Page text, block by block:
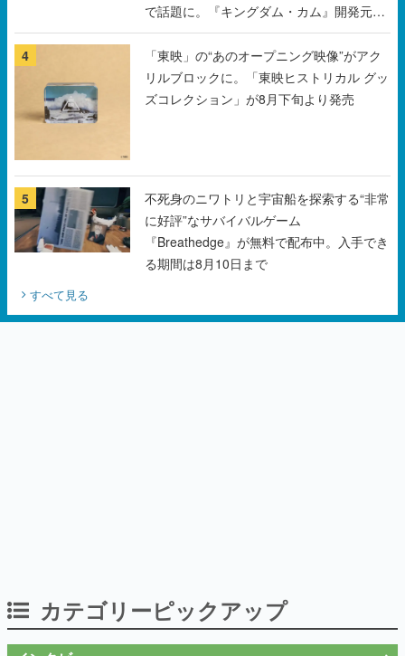
で話題に。『キングダム・カム』開発元や
チェコのプロ野球選手から称賛の声
4
「東映」の“あのオープニング映像”がアク
リルブロックに。「東映ヒストリカル グッ
ズコレクション」が8月下旬より発売
5
不死身のニワトリと宇宙船を探索する“非常
に好評”なサバイバルゲーム
『Breathedge』が無料で配布中。入手でき
る期間は8月10日まで
すべて見る
カテゴリーピックアップ